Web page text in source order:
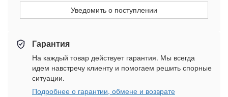
Уведомить о поступлении
Гарантия
На каждый товар действует гарантия. Мы всегда
идем навстречу клиенту и помогаем решить спорные
ситуации.
Подробнее о гарантии, обмене и возврате